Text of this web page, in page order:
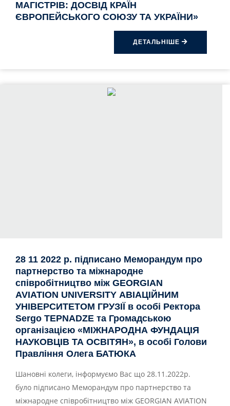
МАГІСТРІВ: ДОСВІД КРАЇН
ЄВРОПЕЙСЬКОГО СОЮЗУ ТА УКРАЇНИ»
ДЕТАЛЬНІШЕ
28 11 2022 р. підписано Меморандум про
партнерство та міжнародне
співробітництво між GEORGIAN
AVIATION UNIVERSITY АВІАЦІЙНИМ
УНІВЕРСИТЕТОМ ГРУЗІЇ в особі Ректора
Sergo TEPNADZE та Громадською
організацією «МІЖНАРОДНА ФУНДАЦІЯ
НАУКОВЦІВ ТА ОСВІТЯН», в особі Голови
Правління Олега БАТЮКА
Шановні колеги, інформуємо Вас що 28.11.2022р.
було підписано Меморандум про партнерство та
міжнародне співробітництво між GEORGIAN AVIATION